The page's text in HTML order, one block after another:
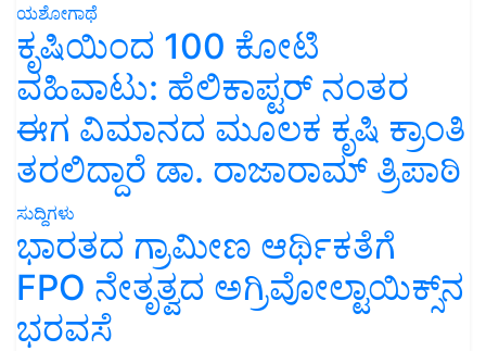
ಯಶೋಗಾಥೆ
ಕೃಷಿಯಿಂದ 100 ಕೋಟಿ
ವಹಿವಾಟು: ಹೆಲಿಕಾಪ್ಟರ್ ನಂತರ
ಈಗ ವಿಮಾನದ ಮೂಲಕ ಕೃಷಿ ಕ್ರಾಂತಿ
ತರಲಿದ್ದಾರೆ ಡಾ. ರಾಜಾರಾಮ್ ತ್ರಿಪಾಠಿ
ಸುದ್ದಿಗಳು
ಭಾರತದ ಗ್ರಾಮೀಣ ಆರ್ಥಿಕತೆಗೆ
FPO ನೇತೃತ್ವದ ಅಗ್ರಿವೋಲ್ಟಾಯಿಕ್ಸ್‌ನ
ಭರವಸೆ